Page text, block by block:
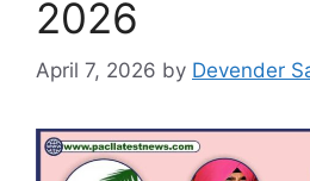
2026
April 7, 2026 by Devender